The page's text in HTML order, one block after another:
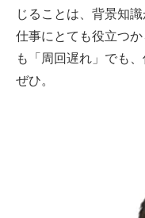
じることは、背景知
仕事にとても役立つ
も「周回遅れ」でも
ぜひ。